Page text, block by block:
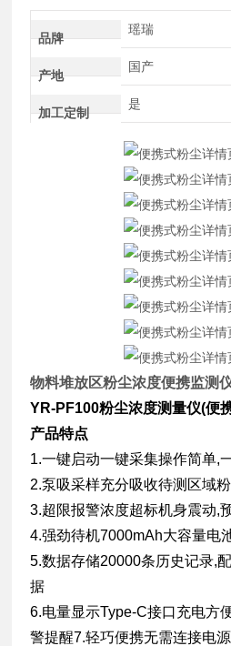
品牌
瑶瑞
产地
国产
加工定制
是
物料堆放区粉尘浓度便携监测
YR-PF100粉尘浓度测量仪(便
产品特点
1.一键启动一键采集操作简单,
2.泵吸采样充分吸收待测区域
3.超限报警浓度超标机身震动,
4.强劲待机7000mAh大容量电
5.数据存储20000条历史记录,
据
6.电量显示Type-C接口充电方
警提醒7.轻巧便携无需连接电